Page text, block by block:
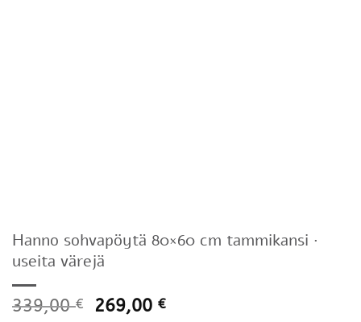
Hanno sohvapöytä 80×60 cm tammikansi ·
useita värejä
339,00€ 269,00€